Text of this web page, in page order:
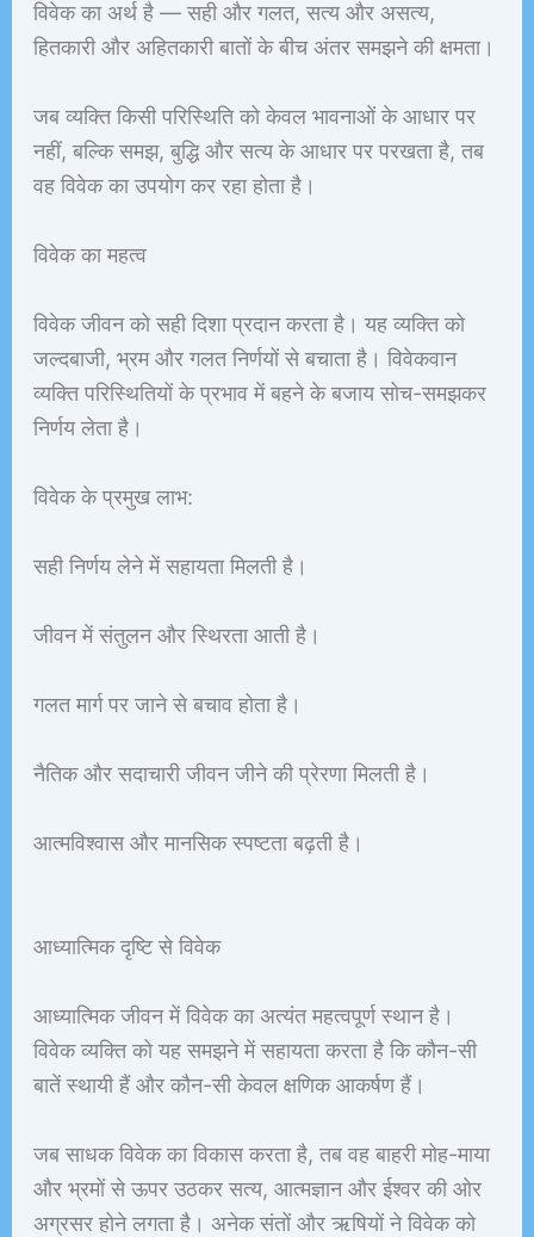
विवेक का अर्थ है — सही और गलत, सत्य और असत्य,
हितकारी और अहितकारी बातों के बीच अंतर समझने की क्षमता।
जब व्यक्ति किसी परिस्थिति को केवल भावनाओं के आधार पर
नहीं, बल्कि समझ, बुद्धि और सत्य के आधार पर परखता है, तब
वह विवेक का उपयोग कर रहा होता है।
विवेक का महत्व
विवेक जीवन को सही दिशा प्रदान करता है। यह व्यक्ति को
जल्दबाजी, भ्रम और गलत निर्णयों से बचाता है। विवेकवान
व्यक्ति परिस्थितियों के प्रभाव में बहने के बजाय सोच-समझकर
निर्णय लेता है।
विवेक के प्रमुख लाभ:
सही निर्णय लेने में सहायता मिलती है।
जीवन में संतुलन और स्थिरता आती है।
गलत मार्ग पर जाने से बचाव होता है।
नैतिक और सदाचारी जीवन जीने की प्रेरणा मिलती है।
आत्मविश्वास और मानसिक स्पष्टता बढ़ती है।
आध्यात्मिक दृष्टि से विवेक
आध्यात्मिक जीवन में विवेक का अत्यंत महत्वपूर्ण स्थान है।
विवेक व्यक्ति को यह समझने में सहायता करता है कि कौन-सी
बातें स्थायी हैं और कौन-सी केवल क्षणिक आकर्षण हैं।
जब साधक विवेक का विकास करता है, तब वह बाहरी मोह-माया
और भ्रमों से ऊपर उठकर सत्य, आत्मज्ञान और ईश्वर की ओर
अग्रसर होने लगता है। अनेक संतों और ऋषियों ने विवेक को